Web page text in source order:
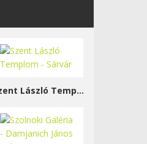
Szent László Templom - Sárvár